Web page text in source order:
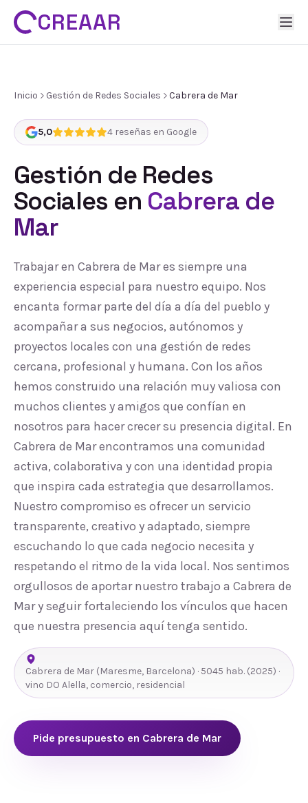
CREAAR
Inicio Gestión de Redes Sociales Cabrera de Mar
5,0 4 reseñas en Google
Gestión de Redes
Sociales en Cabrera de
Mar
Trabajar en Cabrera de Mar es siempre una
experiencia especial para nuestro equipo. Nos
encanta formar parte del día a día del pueblo y
acompañar a sus negocios, autónomos y
proyectos locales con una gestión de redes
cercana, profesional y humana. Con los años
hemos construido una relación muy valiosa con
muchos clientes y amigos que confían en
nosotros para hacer crecer su presencia digital. En
Cabrera de Mar encontramos una comunidad
activa, colaborativa y con una identidad propia
que inspira cada estrategia que desarrollamos.
Nuestro compromiso es ofrecer un servicio
transparente, creativo y adaptado, siempre
escuchando lo que cada negocio necesita y
respetando el ritmo de la vida local. Nos sentimos
orgullosos de aportar nuestro trabajo a Cabrera de
Mar y seguir fortaleciendo los vínculos que hacen
que nuestra presencia aquí tenga sentido.
Cabrera de Mar (Maresme, Barcelona) · 5045 hab. (2025) ·
vino DO Alella, comercio, residencial
Pide presupuesto en Cabrera de Mar